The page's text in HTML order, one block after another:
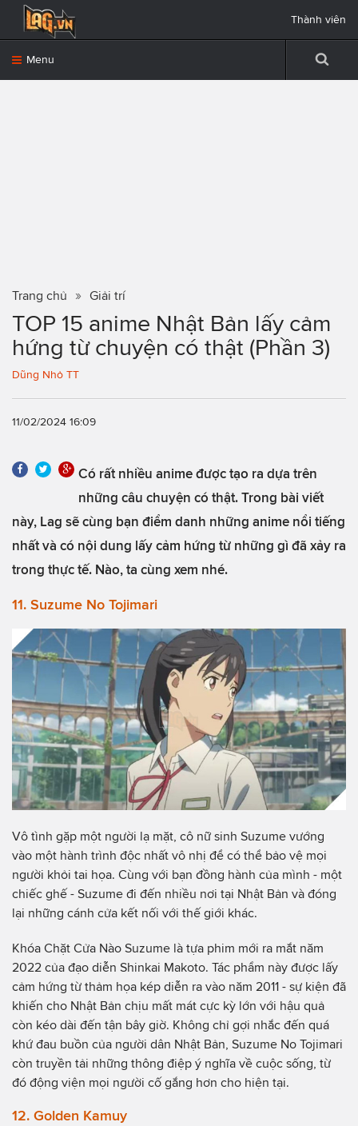
Menu
Thành viên
Trang chủ Giải trí
TOP 15 anime Nhật Bản lấy cảm
hứng từ chuyện có thật (Phần 3)
Dũng Nhỏ TT
11/02/2024 16:09
Có rất nhiều anime được tạo ra dựa trên
những câu chuyện có thật. Trong bài viết
này, Lag sẽ cùng bạn điểm danh những anime nổi tiếng
nhất và có nội dung lấy cảm hứng từ những gì đã xảy ra
trong thực tế. Nào, ta cùng xem nhé.
11. Suzume No Tojimari
Vô tình gặp một người lạ mặt, cô nữ sinh Suzume vướng
vào một hành trình độc nhất vô nhị để có thể bảo vệ mọi
người khỏi tai họa. Cùng với bạn đồng hành của mình - một
chiếc ghế - Suzume đi đến nhiều nơi tại Nhật Bản và đóng
lại những cánh cửa kết nối với thế giới khác.
Khóa Chặt Cửa Nào Suzume là tựa phim mới ra mắt năm
2022 của đạo diễn Shinkai Makoto. Tác phẩm này được lấy
cảm hứng từ thảm họa kép diễn ra vào năm 2011 - sự kiện đã
khiến cho Nhật Bản chịu mất mát cực kỳ lớn với hậu quả
còn kéo dài đến tận bây giờ. Không chỉ gợi nhắc đến quá
khứ đau buồn của người dân Nhật Bản, Suzume No Tojimari
còn truyền tải những thông điệp ý nghĩa về cuộc sống, từ
đó động viện mọi người cố gắng hơn cho hiện tại.
12. Golden Kamuy